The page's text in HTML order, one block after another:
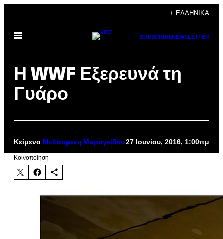
περιεχόμενο
+ ΕΛΛΗΝΙΚΆ
Ανοίξτε
SUBSCRIBENEWSLETTER
Η WWF Εξερευνά τη
Γυάρο
Κείμενο Μελπομένη Μαραγκίδου27 Ιουνίου, 2016, 1:00πμ
Kοινοποίηση